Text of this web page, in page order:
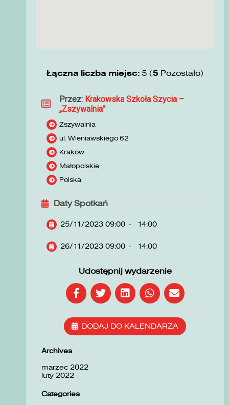
Łączna liczba miejsc: 5 (5 Pozostało)
Przez: Krakowska Szkoła Szycia –
„Zszywalnia”
Zszywalnia
ul. Wieniawskiego 62
Kraków
Małopolskie
Polska
Daty Spotkań
25/11/2023 09:00 - 14:00
26/11/2023 09:00 - 14:00
Udostępnij wydarzenie
DODAJ DO KALENDARZA
Archives
marzec 2022
luty 2022
Categories